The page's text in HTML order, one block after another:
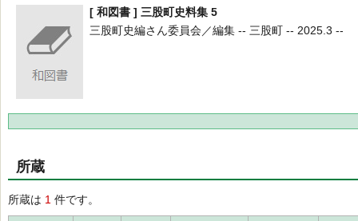
[ 和図書 ] 三股町史料集 5
三股町史編さん委員会／編集 -- 三股町 -- 2025.3 --
所蔵
所蔵は 1 件です。